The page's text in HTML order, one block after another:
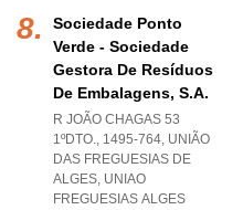
Sociedade Ponto
Verde - Sociedade
Gestora De Resíduos
De Embalagens, S.a.
R JOÃO CHAGAS 53
1ºDTO., 1495-764, UNIÃO
DAS FREGUESIAS DE
ALGES, UNIAO
FREGUESIAS ALGES